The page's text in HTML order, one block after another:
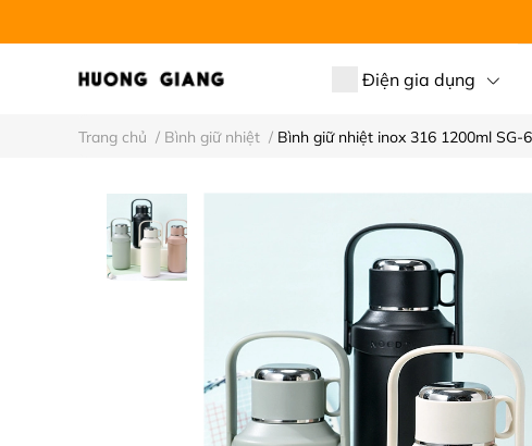
Điện gia dụng
Trang chủ / Bình giữ nhiệt / Bình giữ nhiệt inox 316 1200ml SG-